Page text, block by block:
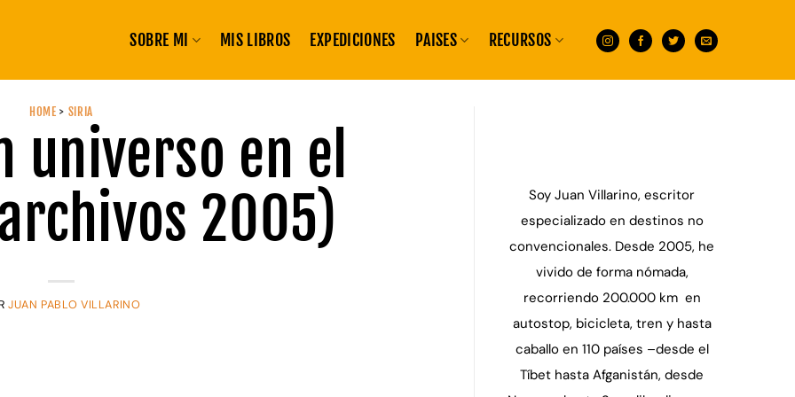
SOBRE MI MIS LIBROS EXPEDICIONES PAISES RECURSOS
HOME > SIRIA
universo en el
2005)
JUAN PABLO VILLARINO
Soy Juan Villarino, escritor
especializado en destinos no
convencionales. Desde 2005, he
vivido de forma nómada,
recorriendo 200.000 km en
autostop, bicicleta, tren y hasta
caballo en 110 países –desde el
Tíbet hasta Afganistán, desde